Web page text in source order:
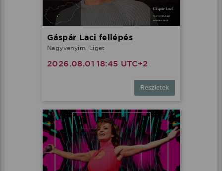
Gáspár Laci fellépés
Nagyvenyim, Liget
2026.08.01 18:45 UTC+2
Részletek